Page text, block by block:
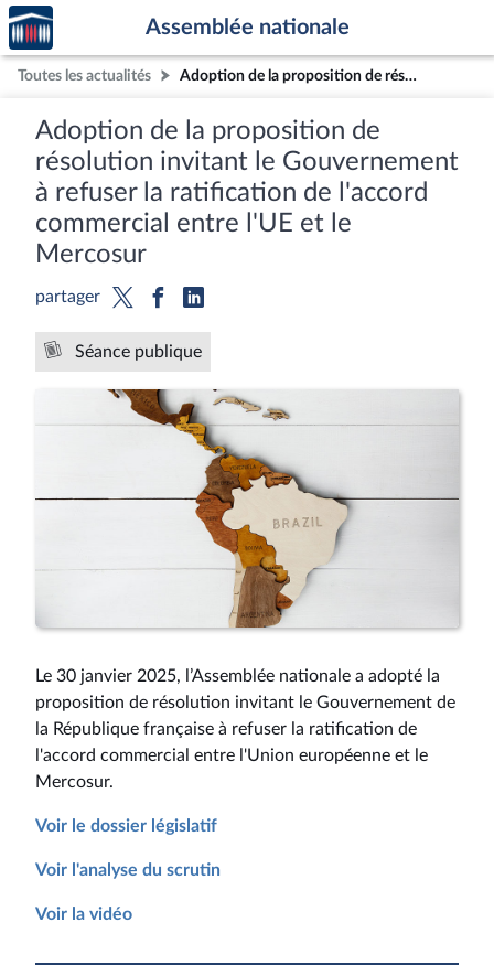
Aller au contenu
Aller en bas de la page
Accèder
à la
page
d'accueil
Assemblée nationale
Toutes les actualités Adoption de la proposition de résolution invitant le Gouvernement à refuser la ratification de l'accord commercial entre l'UE et le Mercosur
Adoption de la proposition de
résolution invitant le Gouvernement
à refuser la ratification de l'accord
commercial entre l'UE et le
Mercosur
partager
Séance publique
Le 30 janvier 2025, l’Assemblée nationale a adopté la
proposition de résolution invitant le Gouvernement de
la République française à refuser la ratification de
l'accord commercial entre l'Union européenne et le
Mercosur.
Voir le dossier législatif
Voir l'analyse du scrutin
Voir la vidéo